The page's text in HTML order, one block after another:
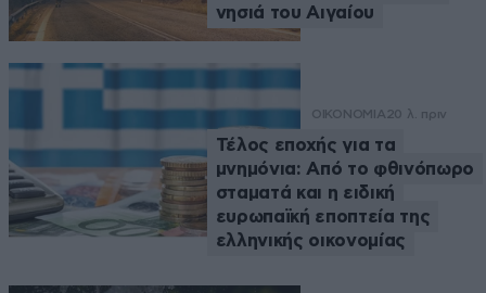
νησιά του Αιγαίου
ΟΙΚΟΝΟΜΙΑ 20 λ. πριν
Τέλος εποχής για τα
μνημόνια: Από το φθινόπωρο
σταματά και η ειδική
ευρωπαϊκή εποπτεία της
ελληνικής οικονομίας